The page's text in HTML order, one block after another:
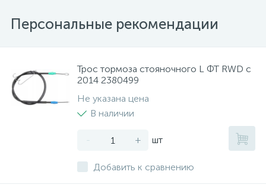
Персональные рекомендации
Трос тормоза стояночного L ФТ RWD с
2014 2380499
Не указана цена
В наличии
- + шт
Добавить к сравнению